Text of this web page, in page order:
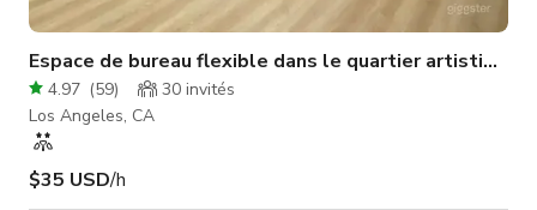
Espace de bureau flexible dans le quartier artistique
4.97 (59) 30 invités
Los Angeles, CA
$35 USD/h